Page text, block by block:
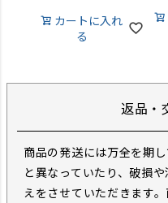
カートに入れ
る
返品・
商品の発送には万全を期
と異なっていたり、破損
えをさせていただきます